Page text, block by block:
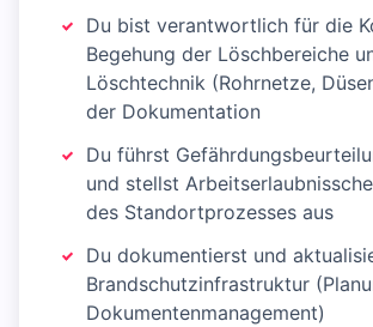
Du bist verantwortlich für die
Begehung der Löschbereiche
Löschtechnik (Rohrnetze,
der Dokumentation
Du führst
und stellst
des Standortprozesses aus
Du dokumentierst und
Brandschutzinfrastruktur
Dokumentenmanagement)